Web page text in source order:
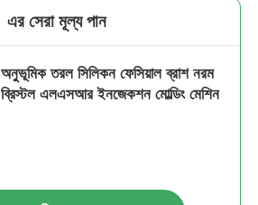
এর সেরা মূল্য পান
অনুভূমিক তরল সিলিকন ফেসিয়াল ব্রাশ নরম
ব্রিস্টল এলএসআর ইনজেকশন মোল্ডিং মেশিন